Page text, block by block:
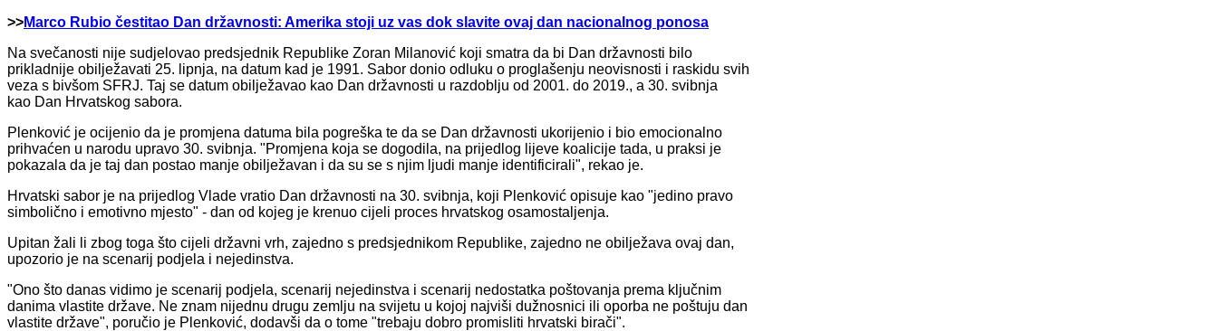
>>Marco Rubio čestitao Dan državnosti: Amerika stoji uz vas dok slavite ovaj dan nacionalnog ponosa
Na svečanosti nije sudjelovao predsjednik Republike Zoran Milanović koji smatra da bi Dan državnosti bilo
prikladnije obilježavati 25. lipnja, na datum kad je 1991. Sabor donio odluku o proglašenju neovisnosti i raskidu svih
veza s bivšom SFRJ. Taj se datum obilježavao kao Dan državnosti u razdoblju od 2001. do 2019., a 30. svibnja
kao Dan Hrvatskog sabora.
Plenković je ocijenio da je promjena datuma bila pogreška te da se Dan državnosti ukorijenio i bio emocionalno
prihvaćen u narodu upravo 30. svibnja. "Promjena koja se dogodila, na prijedlog lijeve koalicije tada, u praksi je
pokazala da je taj dan postao manje obilježavan i da su se s njim ljudi manje identificirali", rekao je.
Hrvatski sabor je na prijedlog Vlade vratio Dan državnosti na 30. svibnja, koji Plenković opisuje kao "jedino pravo
simbolično i emotivno mjesto" - dan od kojeg je krenuo cijeli proces hrvatskog osamostaljenja.
Upitan žali li zbog toga što cijeli državni vrh, zajedno s predsjednikom Republike, zajedno ne obilježava ovaj dan,
upozorio je na scenarij podjela i nejedinstva.
"Ono što danas vidimo je scenarij podjela, scenarij nejedinstva i scenarij nedostatka poštovanja prema ključnim
danima vlastite države. Ne znam nijednu drugu zemlju na svijetu u kojoj najviši dužnosnici ili oporba ne poštuju dan
vlastite države", poručio je Plenković, dodavši da o tome "trebaju dobro promisliti hrvatski birači".